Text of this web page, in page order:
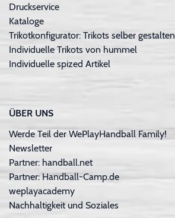
Druckservice
Kataloge
Trikotkonfigurator: Trikots selber gestalten
Individuelle Trikots von hummel
Individuelle spized Artikel
ÜBER UNS
Werde Teil der WePlayHandball Family!
Newsletter
Partner: handball.net
Partner: Handball-Camp.de
weplayacademy
Nachhaltigkeit und Soziales